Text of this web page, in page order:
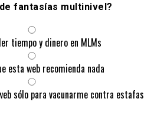
fantasías multinivel?
tiempo y dinero en MLMs
esta web recomienda nada
sólo para vacunarme contra estafas